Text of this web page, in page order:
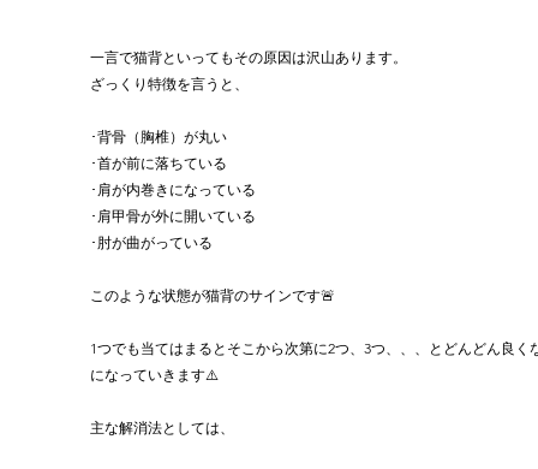
一言で猫背といってもその原因は沢山あります。
ざっくり特徴を言うと、
･背骨（胸椎）が丸い
･首が前に落ちている
･肩が内巻きになっている
･肩甲骨が外に開いている
･肘が曲がっている
このような状態が猫背のサインです🚨
1つでも当てはまるとそこから次第に2つ、3つ、、、とどんどん良く
になっていきます⚠️
主な解消法としては、